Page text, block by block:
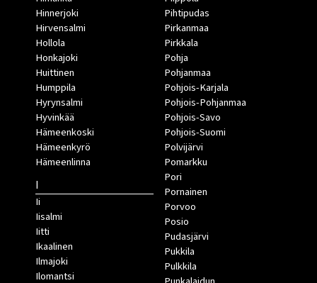
Hinnerjoki
Hirvensalmi
Hollola
Honkajoki
Huittinen
Humppila
Hyrynsalmi
Hyvinkää
Hämeenkoski
Hämeenkyrö
Hämeenlinna
I
Ii
Iisalmi
Iitti
Ikaalinen
Ilmajoki
Ilomantsi
Pihtipudas
Pirkanmaa
Pirkkala
Pohja
Pohjanmaa
Pohjois-Karjala
Pohjois-Pohjanmaa
Pohjois-Savo
Pohjois-Suomi
Polvijärvi
Pomarkku
Pori
Pornainen
Porvoo
Posio
Pudasjärvi
Pukkila
Pulkkila